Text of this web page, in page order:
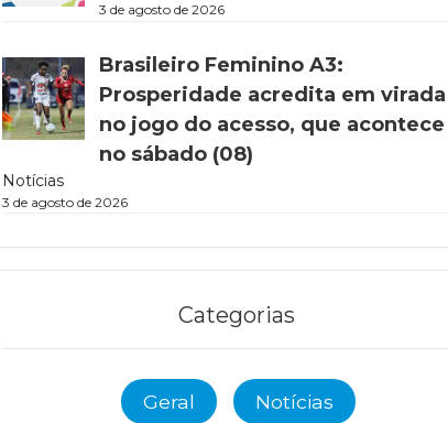
3 de agosto de 2026
Brasileiro Feminino A3:
Prosperidade acredita em virada
no jogo do acesso, que acontece
no sábado (08)
Notícias
3 de agosto de 2026
Categorias
Geral Notícias